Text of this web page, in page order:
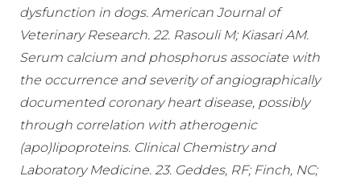
dysfunction in dogs. American Journal of
Veterinary Research. 22. Rasouli M; Kiasari AM.
Serum calcium and phosphorus associate with
the occurrence and severity of angiographically
documented coronary heart disease, possibly
through correlation with atherogenic
(apo)lipoproteins. Clinical Chemistry and
Laboratory Medicine. 23. Geddes, RF; Finch, NC;